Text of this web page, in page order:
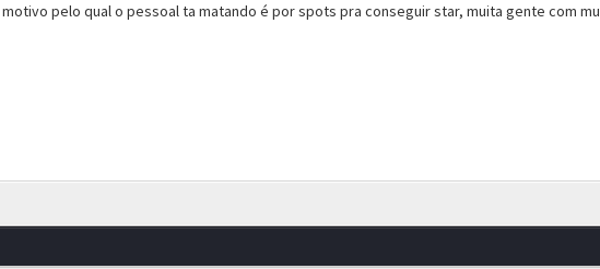
motivo pelo qual o pessoal ta matando é por spots pra conseguir star, muita gente com